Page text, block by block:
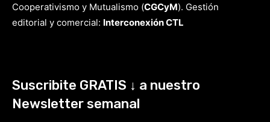
Cooperativismo y Mutualismo (CGCyM). Gestión
editorial y comercial: Interconexión CTL
Suscribite GRATIS ↓ a nuestro
Newsletter semanal